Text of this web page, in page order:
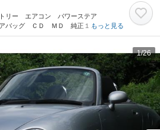
リー エアコン パワーステア
バッグ ＣＤ ＭＤ 純正１５もっと見る
1/26